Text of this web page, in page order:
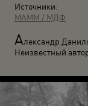
Источники:
МАММ / МДФ
Александр
Неизвестный